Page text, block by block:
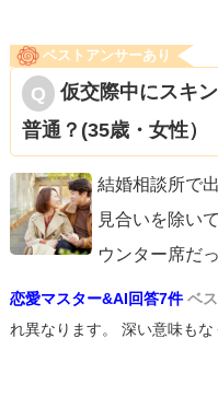
ベストアンサーあり
仮交際中にスキ
普通？(35歳・女性）
結婚相談所で
見合いを除い
ウンター席だっ
恋愛マスター&AI回答7件 ベ
れ異なります。 深い意味もな